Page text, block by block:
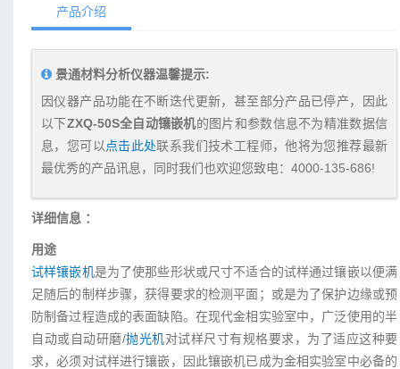
产品介绍
景通材料分析仪器温馨提示:
因仪器产品功能在不断迭代更新，甚至部分产品已停产，因此
以下ZXQ-50S全自动镶嵌机的图片和参数信息不为精准数据信
息，您可以 点击此处联系我们技术工程师，他将为您推荐最新
最优秀的产品讯息，同时我们也欢迎您致电： 4000-135-686!
详细信息 ：
用途
试样镶嵌机是为了使那些形状或尺寸不适合的试样通过镶嵌以便满
足随后的制样步骤，获得要求的检测平面；或是为了保护边缘或预
防制备过程造成的表面缺陷。在现代金相实验室中，广泛使用的半
自动或自动研磨/抛光机对试样尺寸有规格要求，为了适应这种要
求，必须对试样进行镶嵌，因此镶嵌机已成为金相实验室中必备的